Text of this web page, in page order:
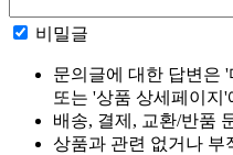
비밀글
문의글에 대한 답변은
또는 '상품 상세페이지
배송, 결제, 교환/반품
상품과 관련 없거나 부